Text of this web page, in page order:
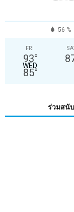
56 %
FRI
93°
WED
85°
ร่วมสนั